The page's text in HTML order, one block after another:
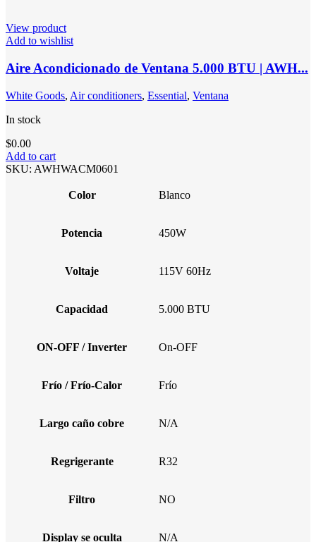
View product
Add to wishlist
Aire Acondicionado de Ventana 5.000 BTU | AWH...
White Goods, Air conditioners, Essential, Ventana
In stock
$0.00
Add to cart
SKU: AWHWACM0601
Color Blanco
Potencia 450W
Voltaje 115V 60Hz
Capacidad 5.000 BTU
ON-OFF / Inverter On-OFF
Frío / Frío-Calor Frío
Largo caño cobre N/A
Regrigerante R32
Filtro NO
Display se oculta N/A